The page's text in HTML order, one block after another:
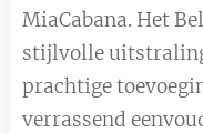
MiaCabana. Het
stijlvolle
prachtige
verrassend